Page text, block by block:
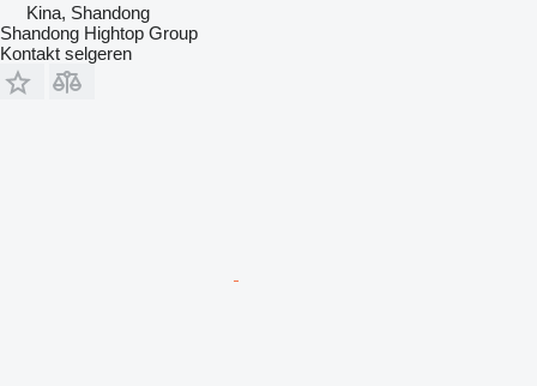
Kina, Shandong
Shandong Hightop Group
Kontakt selgeren